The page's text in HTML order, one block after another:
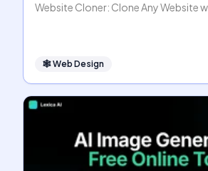
Website Cloner: Clone Any Website
🕸Web Design